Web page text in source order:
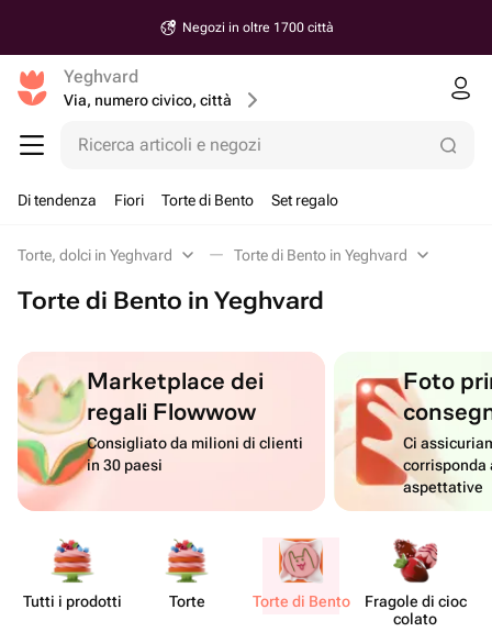
Negozi in oltre 1700 città
Yeghvard
Via, numero civico, città
Ricerca articoli e negozi
Di tendenza Fiori Torte di Bento Set regalo
Torte, dolci in Yeghvard Torte di Bento in Yeghvard
Torte di Bento in Yeghvard
Marketplace dei
regali Flowwow
Consigliato da milioni di clienti
in 30 paesi
Foto
Ci
corrisponda
aspettative
Tutti i prodotti Torte Torte di Bento
Fragole di cioc​
colato